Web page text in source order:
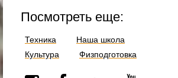
Посмотреть еще:
Техника
Наша школа
Культура
Физподготовка